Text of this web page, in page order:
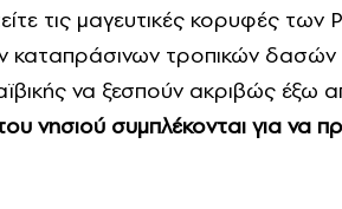
τις μαγευτικές κορυφές των
τροπικών δασών
να ξεσπούν ακριβώς έξω
νησιού συμπλέκονται για να